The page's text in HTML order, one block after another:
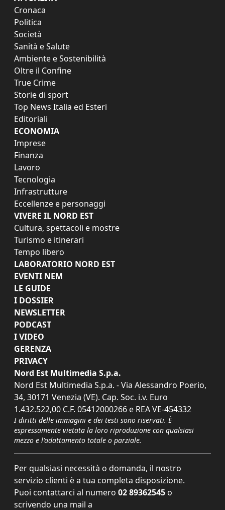
Cronaca
Politica
Società
Sanità e Salute
Ambiente e Sostenibilità
Oltre il Confine
True Crime
Storie di sport
Top News Italia ed Esteri
Editoriali
ECONOMIA
Imprese
Finanza
Lavoro
Tecnologia
Infrastrutture
Eccellenze e personaggi
VIVERE IL NORD EST
Cultura, spettacoli e mostre
Turismo e itinerari
Tempo libero
LABORATORIO NORD EST
EVENTI NEM
LE GUIDE
I DOSSIER
NEWSLETTER
PODCAST
I VIDEO
GERENZA
PRIVACY
Nord Est Multimedia S.p.a.
Nord Est Multimedia S.p.a. - Via Alessandro Poerio,
34, 30171 Venezia (VE). Cap. Soc. i.v. Euro
1.432.522,00 C.F. 05412000266 e REA VE-454332
I diritti delle immagini e dei testi sono riservati. È
espressamente vietata la loro riproduzione con qualsiasi
mezzo e l'adattamento totale o parziale.
Per qualsiasi necessità o domanda, il nostro
servizio clienti è a tua completa disposizione.
Puoi contattarci al numero 02 89362545 o
scrivendo una mail a